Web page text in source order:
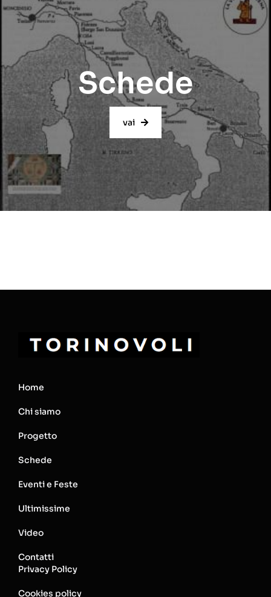
Schede
vai
Home
Chi siamo
Progetto
Schede
Eventi e Feste
Ultimissime
Video
Contatti
Privacy Policy
Cookies policy